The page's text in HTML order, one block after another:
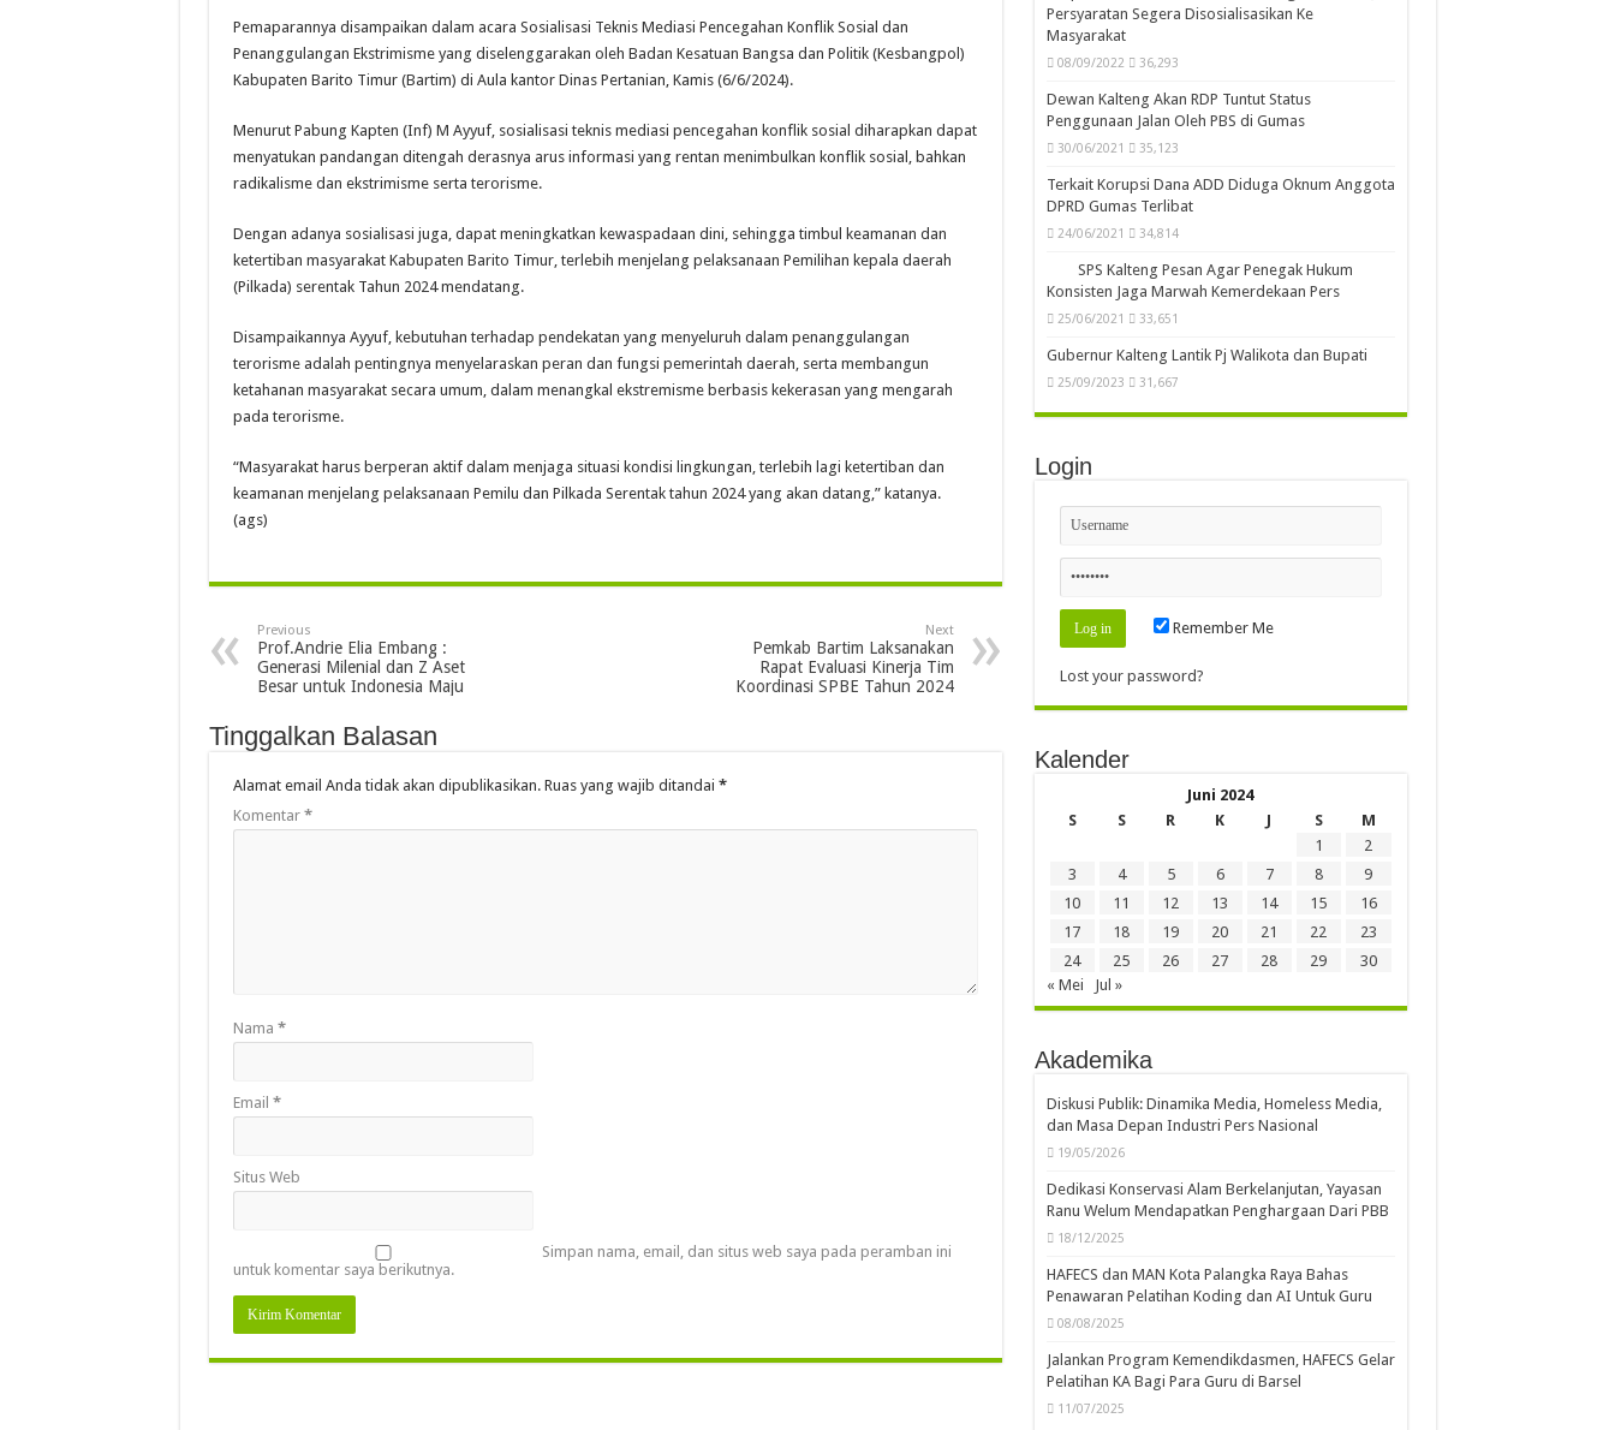
Pemaparannya disampaikan dalam acara Sosialisasi Teknis Mediasi Pencegahan Konflik Sosial dan
Penanggulangan Ekstrimisme yang diselenggarakan oleh Badan Kesatuan Bangsa dan Politik (Kesbangpol)
Kabupaten Barito Timur (Bartim) di Aula kantor Dinas Pertanian, Kamis (6/6/2024).
Menurut Pabung Kapten (Inf) M Ayyuf, sosialisasi teknis mediasi pencegahan konflik sosial diharapkan dapat
menyatukan pandangan ditengah derasnya arus informasi yang rentan menimbulkan konflik sosial, bahkan
radikalisme dan ekstrimisme serta terorisme.
Dengan adanya sosialisasi juga, dapat meningkatkan kewaspadaan dini, sehingga timbul keamanan dan
ketertiban masyarakat Kabupaten Barito Timur, terlebih menjelang pelaksanaan Pemilihan kepala daerah
(Pilkada) serentak Tahun 2024 mendatang.
Disampaikannya Ayyuf, kebutuhan terhadap pendekatan yang menyeluruh dalam penanggulangan
terorisme adalah pentingnya menyelaraskan peran dan fungsi pemerintah daerah, serta membangun
ketahanan masyarakat secara umum, dalam menangkal ekstremisme berbasis kekerasan yang mengarah
pada terorisme.
“Masyarakat harus berperan aktif dalam menjaga situasi kondisi lingkungan, terlebih lagi ketertiban dan
keamanan menjelang pelaksanaan Pemilu dan Pilkada Serentak tahun 2024 yang akan datang,” katanya.
(ags)
Previous
Prof.Andrie Elia Embang :
Generasi Milenial dan Z Aset
Besar untuk Indonesia Maju
Next
Pemkab Bartim Laksanakan
Rapat Evaluasi Kinerja Tim
Koordinasi SPBE Tahun 2024
Tinggalkan Balasan
Alamat email Anda tidak akan dipublikasikan. Ruas yang wajib ditandai *
Komentar *
Nama *
Email *
Situs Web
Simpan nama, email, dan situs web saya pada peramban ini
untuk komentar saya berikutnya.
Persyaratan Segera Disosialisasikan Ke
Masyarakat
08/09/2022 36,293
Dewan Kalteng Akan RDP Tuntut Status
Penggunaan Jalan Oleh PBS di Gumas
30/06/2021 35,123
Terkait Korupsi Dana ADD Diduga Oknum Anggota
DPRD Gumas Terlibat
24/06/2021 34,814
SPS Kalteng Pesan Agar Penegak Hukum
Konsisten Jaga Marwah Kemerdekaan Pers
25/06/2021 33,651
Gubernur Kalteng Lantik Pj Walikota dan Bupati
25/09/2023 31,667
Login
Remember Me
Lost your password?
Kalender
Juni 2024
S
S R K J S
M
1
2
3
4 5 6 7 8
9
10
11 12 13 14 15
16
17
18 19 20 21 22
23
24
25 26 27 28 29
30
« Mei
Jul »
Akademika
Diskusi Publik: Dinamika Media, Homeless Media,
dan Masa Depan Industri Pers Nasional
19/05/2026
Dedikasi Konservasi Alam Berkelanjutan, Yayasan
Ranu Welum Mendapatkan Penghargaan Dari PBB
18/12/2025
HAFECS dan MAN Kota Palangka Raya Bahas
Penawaran Pelatihan Koding dan AI Untuk Guru
08/08/2025
Jalankan Program Kemendikdasmen, HAFECS Gelar
Pelatihan KA Bagi Para Guru di Barsel
11/07/2025